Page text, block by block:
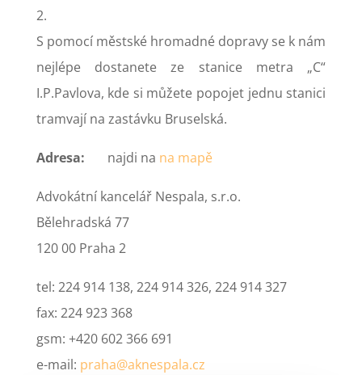
2.
S pomocí městské hromadné dopravy se k nám
nejlépe dostanete ze stanice metra „C“
I.P.Pavlova, kde si můžete popojet jednu stanici
tramvají na zastávku Bruselská.
Adresa: najdi na na mapě
Advokátní kancelář Nespala, s.r.o.
Bělehradská 77
120 00 Praha 2
tel: 224 914 138, 224 914 326, 224 914 327
fax: 224 923 368
gsm: +420 602 366 691
e-mail: praha@aknespala.cz